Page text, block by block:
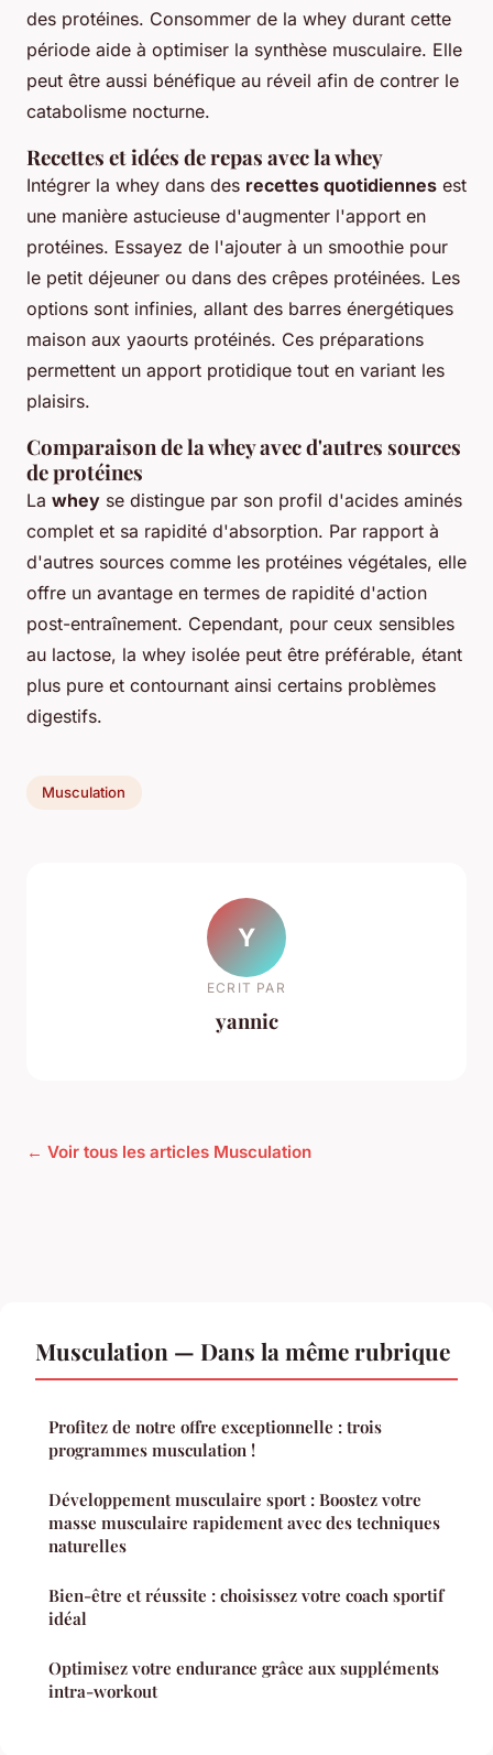
des protéines. Consommer de la whey durant cette
période aide à optimiser la synthèse musculaire. Elle
peut être aussi bénéfique au réveil afin de contrer le
catabolisme nocturne.
Recettes et idées de repas avec la whey
Intégrer la whey dans des recettes quotidiennes est
une manière astucieuse d'augmenter l'apport en
protéines. Essayez de l'ajouter à un smoothie pour
le petit déjeuner ou dans des crêpes protéinées. Les
options sont infinies, allant des barres énergétiques
maison aux yaourts protéinés. Ces préparations
permettent un apport protidique tout en variant les
plaisirs.
Comparaison de la whey avec d'autres sources
de protéines
La whey se distingue par son profil d'acides aminés
complet et sa rapidité d'absorption. Par rapport à
d'autres sources comme les protéines végétales, elle
offre un avantage en termes de rapidité d'action
post-entraînement. Cependant, pour ceux sensibles
au lactose, la whey isolée peut être préférable, étant
plus pure et contournant ainsi certains problèmes
digestifs.
Musculation
Y
ECRIT PAR
yannic
← Voir tous les articles Musculation
Musculation — Dans la même rubrique
Profitez de notre offre exceptionnelle : trois
programmes musculation !
Développement musculaire sport : Boostez votre
masse musculaire rapidement avec des techniques
naturelles
Bien-être et réussite : choisissez votre coach sportif
idéal
Optimisez votre endurance grâce aux suppléments
intra-workout